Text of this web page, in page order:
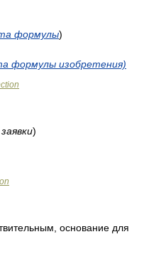
формулы)
формулы изобретения)
)
основание для